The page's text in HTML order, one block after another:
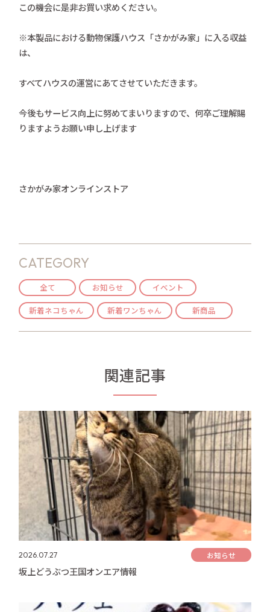
この機会に是非お買い求めください。
※本製品における動物保護ハウス「さかがみ家」に入る収益
は、
すべてハウスの運営にあてさせていただきます。
今後もサービス向上に努めてまいりますので、何卒ご理解賜
りますようお願い申し上げます
さかがみ家オンラインストア
CATEGORY
全て お知らせ
イベント
新着ネコちゃん
新着ワンちゃん 新商品
関連記事
2026.07.27 お知らせ
坂上どうぶつ王国オンエア情報